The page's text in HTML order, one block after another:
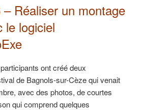
– Réaliser un montage
le logiciel
ont créé deux
de Bagnols-sur-Cèze qui venait
avec des photos, de courtes
qui comprend quelques